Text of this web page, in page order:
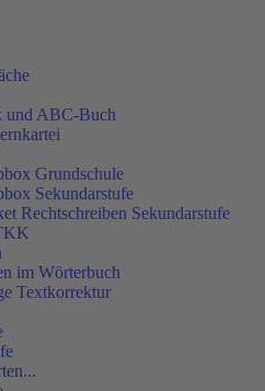
und ABC-Buch
Grundschule
Sekundarstufe
Rechtschreiben Sekundarstufe
im Wörterbuch
Textkorrektur